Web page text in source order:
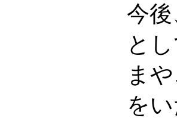
今
と
ま
を